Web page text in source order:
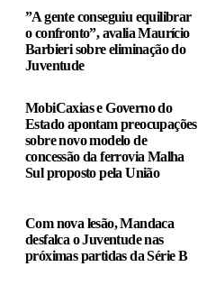
”A gente conseguiu equilibrar
o confronto”, avalia Maurício
Barbieri sobre eliminação do
Juventude
MobiCaxias e Governo do
Estado apontam preocupações
sobre novo modelo de
concessão da ferrovia Malha
Sul proposto pela União
Com nova lesão, Mandaca
desfalca o Juventude nas
próximas partidas da Série B